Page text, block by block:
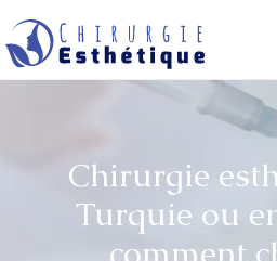
Chirurgie
Turquie ou